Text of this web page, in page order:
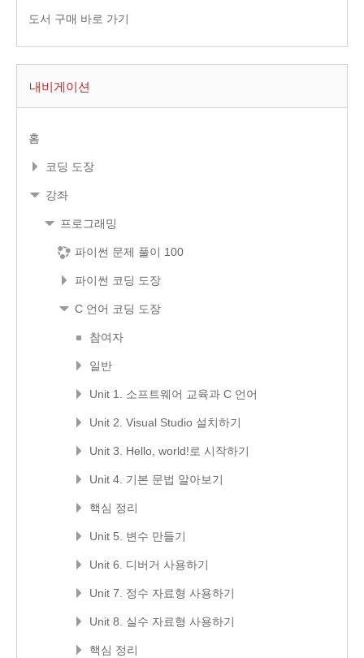
도서 구매 바로 가기
내비게이션
홈
코딩 도장
강좌
프로그래밍
파이썬 문제 풀이 100
파이썬 코딩 도장
C 언어 코딩 도장
참여자
일반
Unit 1. 소프트웨어 교육과 C 언어
Unit 2. Visual Studio 설치하기
Unit 3. Hello, world!로 시작하기
Unit 4. 기본 문법 알아보기
핵심 정리
Unit 5. 변수 만들기
Unit 6. 디버거 사용하기
Unit 7. 정수 자료형 사용하기
Unit 8. 실수 자료형 사용하기
핵심 정리